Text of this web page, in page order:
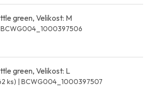
green, Velikost: M
BCWG004_1000397506
green, Velikost: L
ks) | BCWG004_1000397507